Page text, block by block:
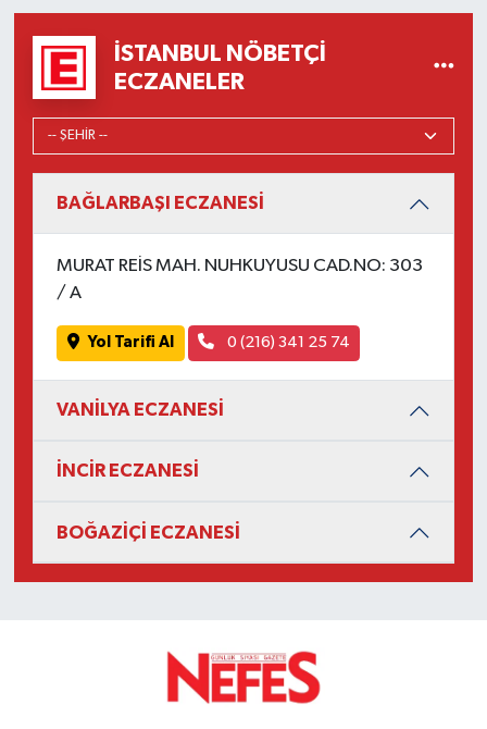
İSTANBUL NÖBETÇI
ECZANELER
BAĞLARBAŞI ECZANESİ
MURAT REİS MAH. NUHKUYUSU CAD.NO: 303
/ A
Yol Tarifi Al 0 (216) 341 25 74
VANİLYA ECZANESİ
İNCİR ECZANESİ
BOĞAZİÇİ ECZANESİ